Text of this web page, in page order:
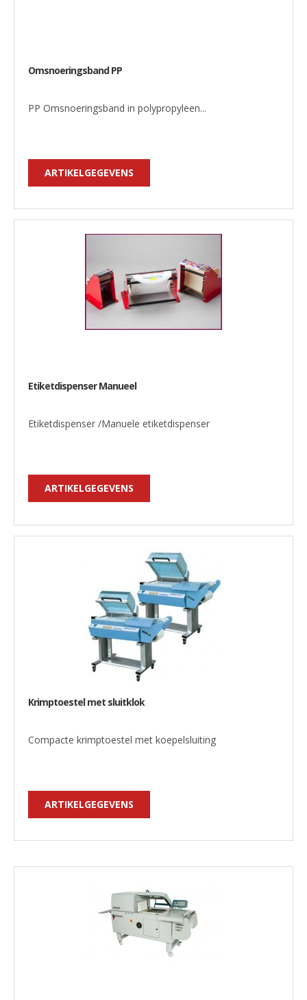
Omsnoeringsband PP
PP Omsnoeringsband in polypropyleen...
ARTIKELGEGEVENS
Etiketdispenser Manueel
Etiketdispenser /Manuele etiketdispenser
ARTIKELGEGEVENS
Krimptoestel met sluitklok
Compacte krimptoestel met koepelsluiting
ARTIKELGEGEVENS